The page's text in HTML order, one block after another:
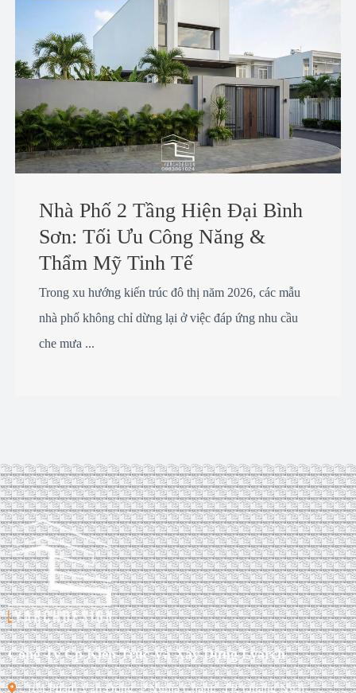
Nhà Phố 2 Tầng Hiện Đại Bình
Sơn: Tối Ưu Công Năng &
Thẩm Mỹ Tinh Tế
Trong xu hướng kiến trúc đô thị năm 2026, các mẫu
nhà phố không chỉ dừng lại ở việc đáp ứng nhu cầu
che mưa ...
Công Ty Cp Kiến Trúc Và Xây Dựng Lyarch
164 Phạm Văn Đồng, P.Nghĩa Chánh, TP. Quảng Ngãi